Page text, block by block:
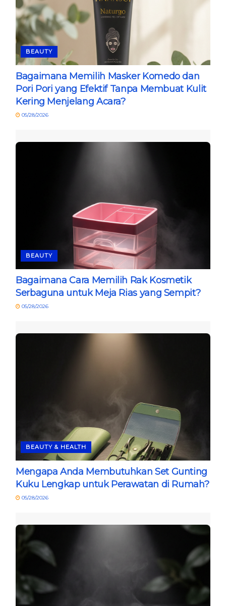
BEAUTY
Bagaimana Memilih Masker Komedo dan
Pori Pori yang Efektif Tanpa Membuat Kulit
Kering Menjelang Acara?
05/28/2026
BEAUTY
Bagaimana Cara Memilih Rak Kosmetik
Serbaguna untuk Meja Rias yang Sempit?
05/28/2026
BEAUTY & HEALTH
Mengapa Anda Membutuhkan Set Gunting
Kuku Lengkap untuk Perawatan di Rumah?
05/28/2026